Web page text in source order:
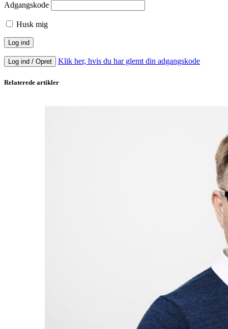
Adgangskode
Husk mig
Log ind / Opret Klik her, hvis du har glemt din adgangskode
Relaterede artikler